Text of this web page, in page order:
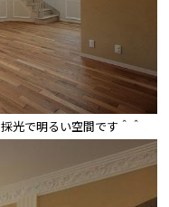
光で明るい空間です＾＾